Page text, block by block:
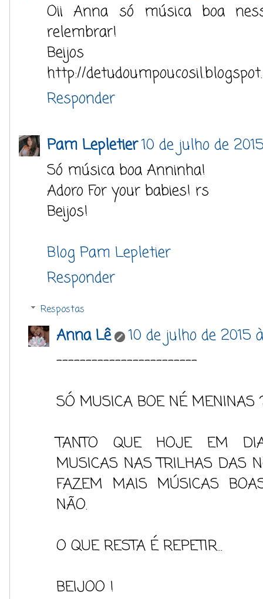
Oii Anna só música boa
relembrar!
Beijos
http://
Responder
Pam Lepletier10 de julho de
Só música boa Anninha!
Adoro For your babies! rs
Beijos!
Blog Pam Lepletier
Responder
Respostas
Anna Lê
10 de julho de 2015
------------------------
SÓ MUSICA BOE NÉ MENINAS
TANTO QUE HOJE EM
MUSICAS NAS TRILHAS DAS
FAZEM MAIS MÚSICAS
NÃO.
O QUE RESTA É REPETIR...
BEIJOO !